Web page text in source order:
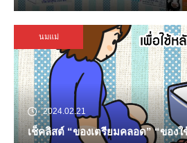
นมแม่
2024.02.21
เช็คลิสต์ “ของเตรียมคลอด” “ของใช้เด็ก” “ของ